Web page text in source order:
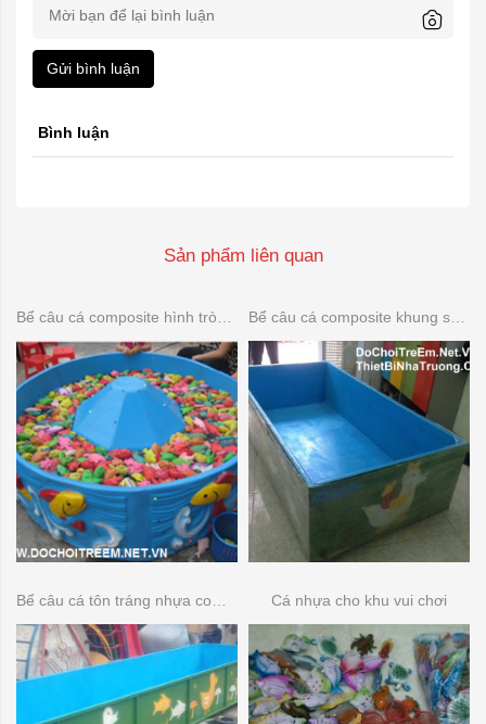
Gửi bình luận
Bình luận
Sản phẩm liên quan
Cá nhựa cho khu vui chơi